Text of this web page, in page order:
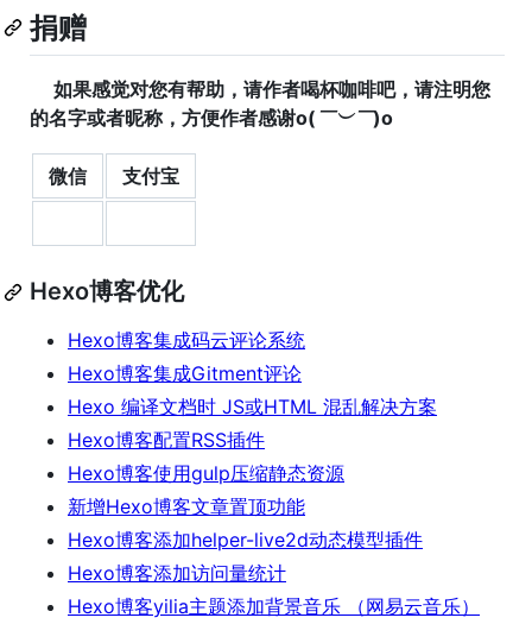
捐赠
如果感觉对您有帮助，请作者喝杯咖啡吧，请注明您
的名字或者昵称，方便作者感谢o( ￣︶￣)o
微信 支付宝
Hexo博客优化
Hexo博客集成码云评论系统
Hexo博客集成Gitment评论
Hexo 编译文档时 JS或HTML 混乱解决方案
Hexo博客配置RSS插件
Hexo博客使用gulp压缩静态资源
新增Hexo博客文章置顶功能
Hexo博客添加helper-live2d动态模型插件
Hexo博客添加访问量统计
Hexo博客yilia主题添加背景音乐 （网易云音乐）